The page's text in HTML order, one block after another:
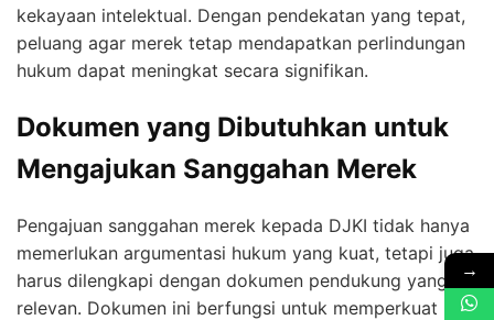
kekayaan intelektual. Dengan pendekatan yang tepat,
peluang agar merek tetap mendapatkan perlindungan
hukum dapat meningkat secara signifikan.
Dokumen yang Dibutuhkan untuk
Mengajukan Sanggahan Merek
Pengajuan sanggahan merek kepada DJKI tidak hanya
memerlukan argumentasi hukum yang kuat, tetapi juga
harus dilengkapi dengan dokumen pendukung yang
relevan. Dokumen ini berfungsi untuk memperkuat
→